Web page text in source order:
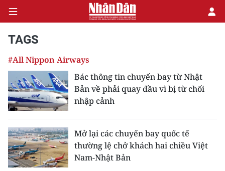
CHÍNH TRỊ
KINH TẾ
XÃ HỘI
PHÁP LUẬT
TAGS
#All Nippon Airways
Bác thông tin chuyến bay từ Nhật
Bản về phải quay đầu vì bị từ chối
nhập cảnh
Mở lại các chuyến bay quốc tế
thường lệ chở khách hai chiều Việt
Nam-Nhật Bản